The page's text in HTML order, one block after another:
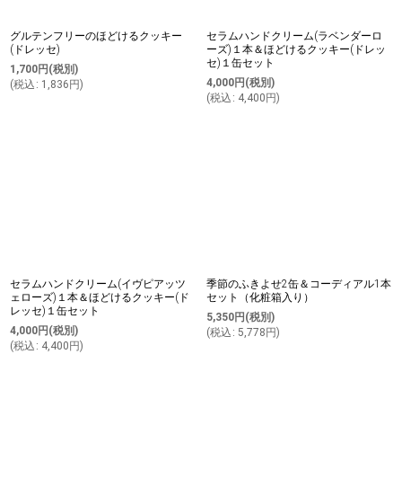
グルテンフリーのほどけるクッキー
(ドレッセ)
1,700円 (税別)
(税込 : 1,836 円)
セラムハンドクリーム(ラベンダーロ
ーズ)１本＆ほどけるクッキー(ドレッ
セ)１缶セット
4,000円 (税別)
(税込 : 4,400 円)
セラムハンドクリーム(イヴピアッツ
ェローズ)１本＆ほどけるクッキー(ド
レッセ)１缶セット
4,000円 (税別)
(税込 : 4,400 円)
季節のふきよせ2缶＆コーディアル1本
セット（化粧箱入り）
5,350円 (税別)
(税込 : 5,778 円)